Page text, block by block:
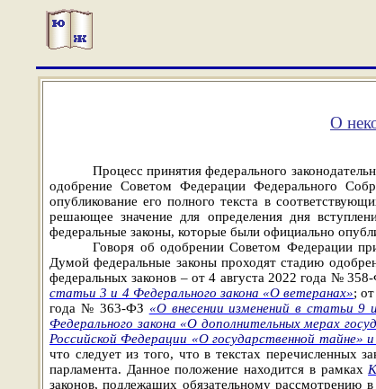
О
Процесс принятия федерального
одобрение Советом Федерации Федерального
опубликование его полного текста в
решающее значение для определения дня
федеральные законы, которые были официально
Говоря об одобрении Советом Федерации
Думой федеральные законы проходят стадию
федеральных законов – от 4 августа 2022 года №
статьи 3 и 4 Федерального закона «О ветеранах»;
года № 363-ФЗ «О внесении изменений в статьи 9
Федерального закона «О дополнительных мерах
Российской Федерации «О государственной
что следует из того, что в текстах перечисленных
парламента. Данное положение находится в рамках
законов, подлежащих обязательному рассмотрению